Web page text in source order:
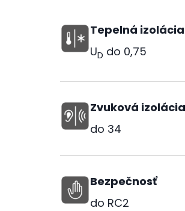
Tepelná izolácia
UD do 0,75
Zvuková izolácia
do 34
Bezpečnosť
do RC2